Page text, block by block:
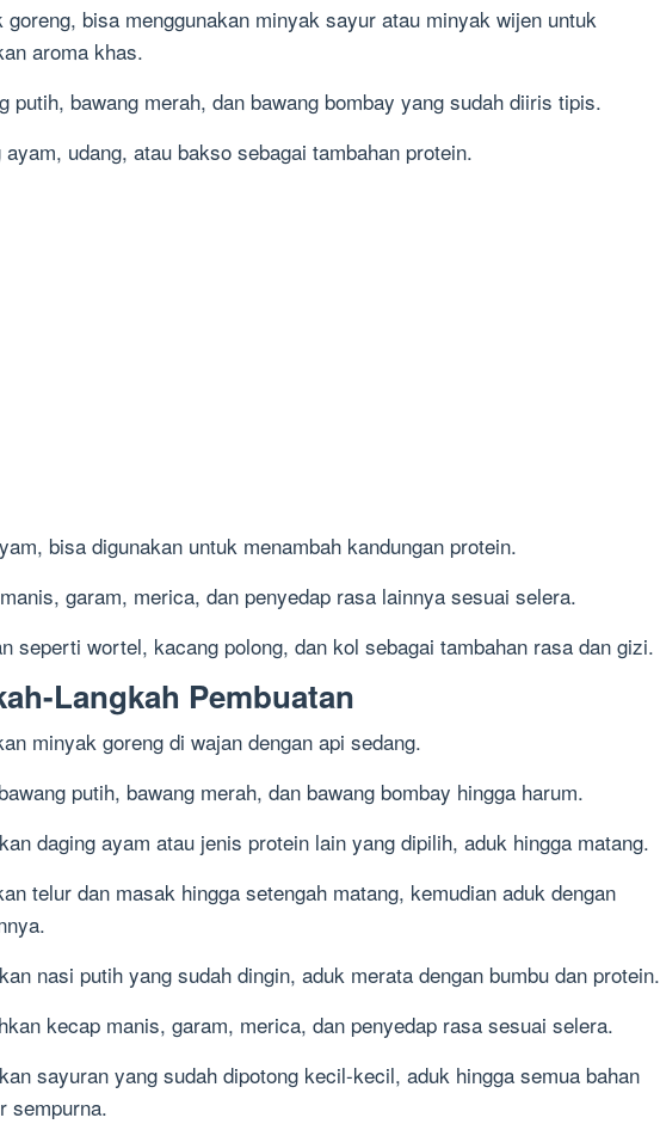
goreng, bisa menggunakan minyak sayur atau minyak wijen untuk
aroma khas.
putih, bawang merah, dan bawang bombay yang sudah diiris tipis.
ayam, udang, atau bakso sebagai tambahan protein.
bisa digunakan untuk menambah kandungan protein.
garam, merica, dan penyedap rasa lainnya sesuai selera.
seperti wortel, kacang polong, dan kol sebagai tambahan rasa dan gizi.
Langkah Pembuatan
minyak goreng di wajan dengan api sedang.
putih, bawang merah, dan bawang bombay hingga harum.
daging ayam atau jenis protein lain yang dipilih, aduk hingga matang.
telur dan masak hingga setengah matang, kemudian aduk dengan
nasi putih yang sudah dingin, aduk merata dengan bumbu dan protein.
kecap manis, garam, merica, dan penyedap rasa sesuai selera.
sayuran yang sudah dipotong kecil-kecil, aduk hingga semua bahan
sempurna.